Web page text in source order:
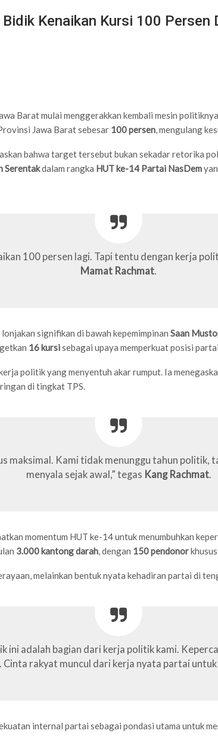
Kenaikan Kursi 100 Persen
Barat mulai menggerakkan kembali mesin
Jawa Barat sebesar 100 persen, mengulang
bahwa target tersebut bukan sekadar retorika
Serentakdalam rangka HUT ke-14 Partai NasDem
100 persen lagi. Tapi tentu dengan kerja
Mamat Rachmat.
signifikan di bawah kepemimpinan Saan
16 kursisebagai upaya memperkuat posisi
politik yang menyentuh akar rumput. Ia
di tingkat TPS.
maksimal. Kami tidak menunggu tahun
menyala sejak awal,” tegas Kang Rachmat.
momentum HUT ke-14 untuk menumbuhkan
3.000 kantong darah, dengan 150 pendonor
melainkan bentuk nyata kehadiran partai di
ini adalah bagian dari kerja politik kami.
Cinta rakyat muncul dari kerja nyata partai untuk
internal partai sebagai pondasi utama untuk